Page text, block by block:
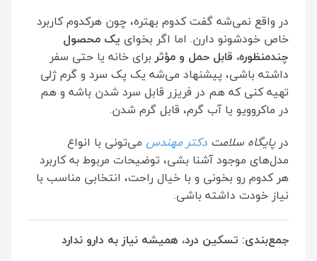
در واقع نمی‌شه گفت کدوم بهتره، چون هرکدوم کاربرد
خاص خودشونو دارن. اما اگر بخوای یک محصول
چندمنظوره، قابل حمل و مؤثربرای خانه یا حتی سفر
داشته باشی، پیشنهاد می‌شه یک پک سرد و گرم ژلی
تهیه کنی که هم در فریزر قابل سرد شدن باشه و هم
در ماکروویو یا آب گرم، قابل گرم شدن.
درپایگاه سلامت دکتر مهندس می‌تونی با انواع
مدل‌های موجود آشنا بشی، توضیحات مربوط به کاربرد
هر کدوم رو بخونی و با خیال راحت، انتخابی مناسب با
نیاز خودت داشته باشی.
جمع‌بندی: تسکین درد، همیشه نیاز به دارو ندارد